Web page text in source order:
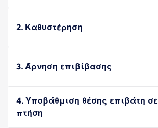
2. Καθυστέρηση
3. Άρνηση επιβίβασης
4. Υποβάθμιση θέσης επιβάτη σε
πτήση